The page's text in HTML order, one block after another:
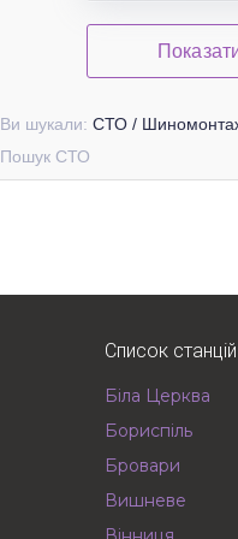
Ви шукали: СТО /
Пошук СТО
Список
Біла Церква
Бориспіль
Бровари
Вишневе